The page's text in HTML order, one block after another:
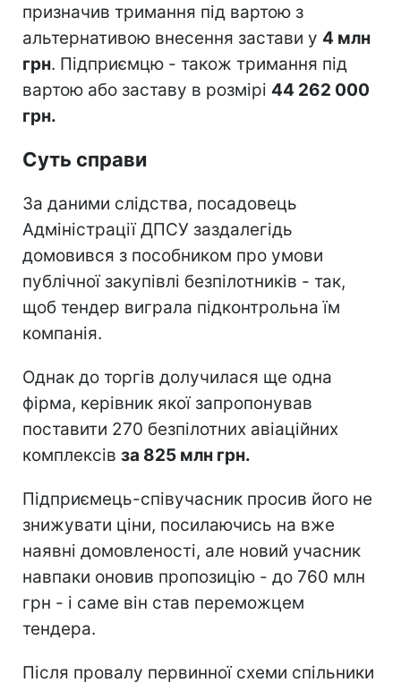
призначив тримання під вартою з
альтернативою внесення застави у 4 млн
грн. Підприємцю - також тримання під
вартою або заставу в розмірі 44 262 000
грн.
Суть справи
За даними слідства, посадовець
Адміністрації ДПСУ заздалегідь
домовився з пособником про умови
публічної закупівлі безпілотників - так,
щоб тендер виграла підконтрольна їм
компанія.
Однак до торгів долучилася ще одна
фірма, керівник якої запропонував
поставити 270 безпілотних авіаційних
комплексів за 825 млн грн.
Підприємець-співучасник просив його не
знижувати ціни, посилаючись на вже
наявні домовленості, але новий учасник
навпаки оновив пропозицію - до 760 млн
грн - і саме він став переможцем
тендера.
Після провалу первинної схеми спільники